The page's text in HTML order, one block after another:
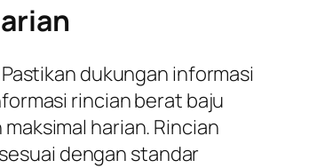
dukungan informasi
rincian berat baju
harian. Rincian
dengan standar